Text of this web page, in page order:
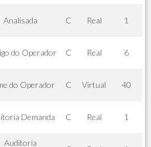
Analisada C Real 1
do Operador C Real 6
do Operador C Virtual 40
Demanda C Real 1
Auditoria